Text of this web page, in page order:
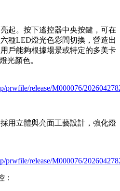
起。按下遙控器中央按鍵，可在
種LED燈光色彩間切換，營造出
戶能夠根據場景或特定的多美卡
光顏色。
prwfile/release/M000076/
用立體與亮面工藝設計，強化燈
prwfile/release/M000076/
：